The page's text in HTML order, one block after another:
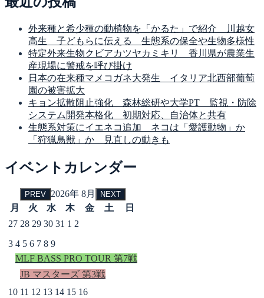
外来種と希少種の動植物を「かるた」で紹介 川越女
高生 子どもらに伝える 生態系の保全や生物多様性
特定外来生物クビアカツヤカミキリ 香川県が農業生
産現場に警戒を呼び掛け
日本の在来種マメコガネ大発生 イタリア北西部葡萄
園の被害拡大
キョン拡散阻止強化 森林総研や大学PT 監視・防除
システム開発本格化 初期対応、自治体と共有
生態系対策にイエネコ追加 ネコは「愛護動物」か
「狩猟鳥獣」か 見直しの動きも
イベントカレンダー
PREV 2026年 8月 NEXT
月 火 水 木 金 土
日
27 28 29 30 31 1 2
3 4 5 6 7 8 9
MLF BASS PRO TOUR 第7戦
JB マスターズ 第3戦
10 11 12 13 14 15 16